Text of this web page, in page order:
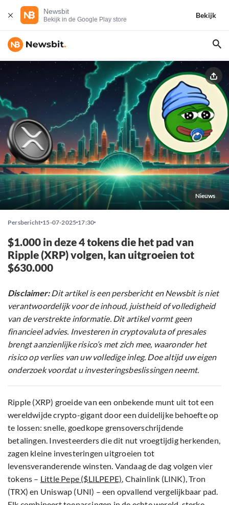
Newsbit
Bekijk in de Google Play store
Bekijk
Nieuws
Persbericht 15-07-2025 17:30
$1.000 in deze 4 tokens die het pad van
Ripple (XRP) volgen, kan uitgroeien tot
$630.000
Disclaimer:Dit artikel is een persbericht en Newsbit is niet
verantwoordelijk voor de inhoud, juistheid of volledigheid
van de verstrekte informatie. Dit artikel vormt geen
financieel advies. Investeren in cryptovaluta of presales
brengt aanzienlijke risico’s met zich mee, waaronder het
risico op verlies van uw volledige inleg. Doe altijd uw eigen
onderzoek voordat u investeringsbeslissingen neemt.
Ripple (XRP) groeide van een onbekende munt uit tot een
wereldwijde crypto-gigant door een duidelijke behoefte op
te lossen: snelle, goedkope grensoverschrijdende
betalingen. Investeerders die dit nut vroegtijdig herkenden,
zagen kleine investeringen uitgroeien tot
levensveranderende winsten. Vandaag de dag volgen vier
tokens – Little Pepe ($LILPEPE), Chainlink (LINK), Tron
(TRX) en Uniswap (UNI) – een opvallend vergelijkbaar pad.